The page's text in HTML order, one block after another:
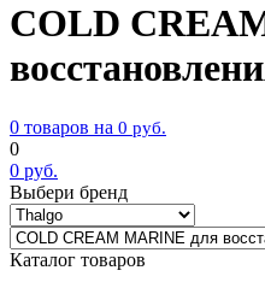
COLD
0 товаров на 0 руб.
0
0 руб.
Выбери бренд
Каталог товаров